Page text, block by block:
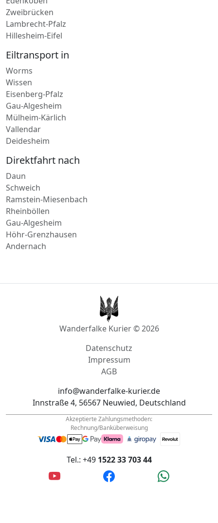
Lambrecht-Pfalz
Hillesheim-Eifel
Eiltransport in
Worms
Wissen
Eisenberg-Pfalz
Gau-Algesheim
Mülheim-Kärlich
Vallendar
Deidesheim
Direktfahrt nach
Daun
Schweich
Ramstein-Miesenbach
Rheinböllen
Gau-Algesheim
Höhr-Grenzhausen
Andernach
Wanderfalke Kurier © 2026
Impressum
AGB
Innstraße 4, 56567 Neuwied, Deutschland
Akzeptierte Zahlungsmethoden:
Rechnung/Banküberweisung